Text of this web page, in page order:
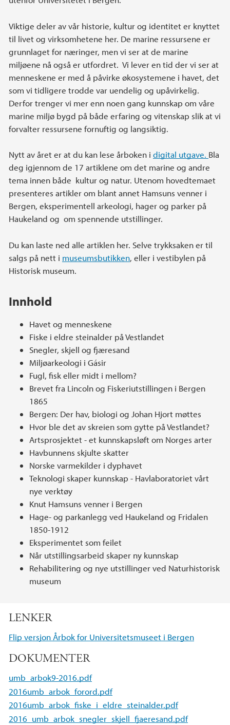
Viktige deler av vår historie, kultur og identitet er knyttet
til livet og virksomhetene her. De marine ressursene er
grunnlaget for næringer, men vi ser at de marine
miljøene nå også er utfordret. Vi lever en tid der vi ser at
menneskene er med å påvirke økosystemene i havet, det
som vi tidligere trodde var uendelig og upåvirkelig.
Derfor trenger vi mer enn noen gang kunnskap om våre
marine miljø bygd på både erfaring og vitenskap slik at vi
forvalter ressursene fornuftig og langsiktig.
Nytt av året er at du kan lese årboken i digital utgave. Bla
deg igjennom de 17 artiklene om det marine og andre
tema innen både kultur og natur. Utenom hovedtemaet
presenteres artikler om blant annet Hamsuns venner i
Bergen, eksperimentell arkeologi, hager og parker på
Haukeland og om spennende utstillinger.
Du kan laste ned alle artiklen her. Selve trykksaken er til
salgs på nett i museumsbutikken, eller i vestibylen på
Historisk museum.
Innhold
Havet og menneskene
Fiske i eldre steinalder på Vestlandet
Snegler, skjell og fjæresand
Miljøarkeologi i Gásir
Fugl, fisk eller midt i mellom?
Brevet fra Lincoln og Fiskeriutstillingen i Bergen
1865
Bergen: Der hav, biologi og Johan Hjort møttes
Hvor ble det av skreien som gytte på Vestlandet?
Artsprosjektet - et kunnskapsløft om Norges arter
Havbunnens skjulte skatter
Norske varmekilder i dyphavet
Teknologi skaper kunnskap - Havlaboratoriet vårt
nye verktøy
Knut Hamsuns venner i Bergen
Hage- og parkanlegg ved Haukeland og Fridalen
1850-1912
Eksperimentet som feilet
Når utstillingsarbeid skaper ny kunnskap
Rehabilitering og nye utstillinger ved Naturhistorisk
museum
LENKER
Flip versjon Årbok for Universitetsmuseet i Bergen
DOKUMENTER
umb_arbok9-2016.pdf
2016umb_arbok_forord.pdf
2016umb_arbok_fiske_i_eldre_steinalder.pdf
2016_umb_arbok_snegler_skjell_fjaeresand.pdf